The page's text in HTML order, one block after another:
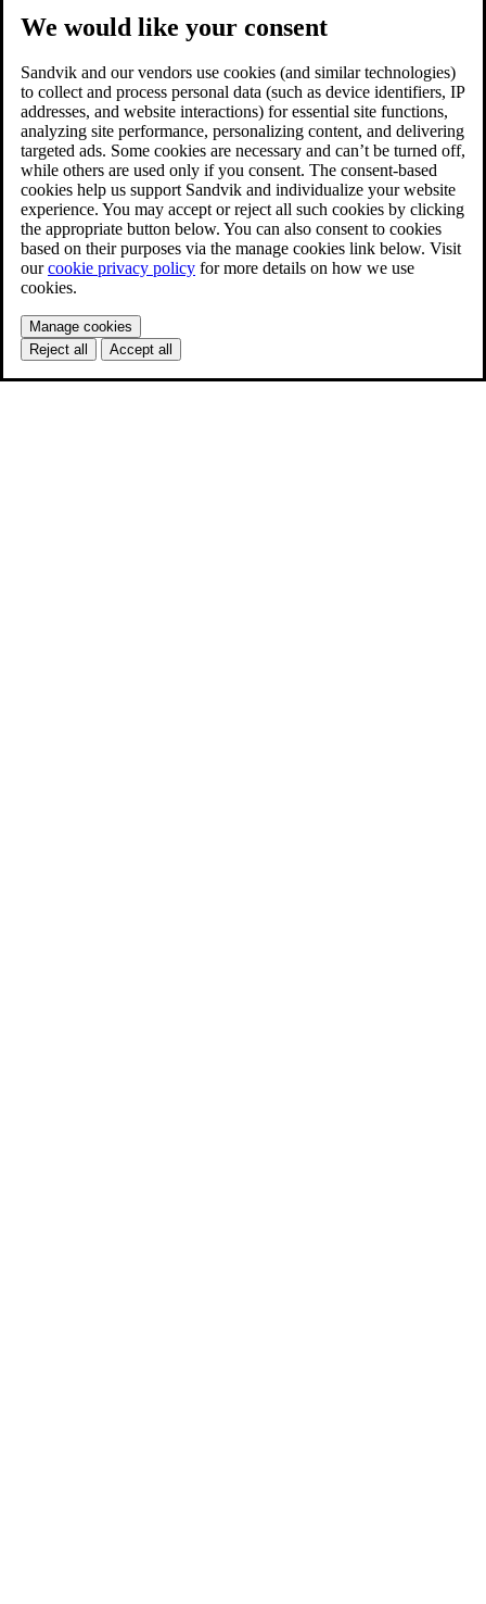
We would like your consent
Sandvik and our vendors use cookies (and similar technologies)
to collect and process personal data (such as device identifiers, IP
addresses, and website interactions) for essential site functions,
analyzing site performance, personalizing content, and delivering
targeted ads. Some cookies are necessary and can’t be turned off,
while others are used only if you consent. The consent-based
cookies help us support Sandvik and individualize your website
experience. You may accept or reject all such cookies by clicking
the appropriate button below. You can also consent to cookies
based on their purposes via the manage cookies link below. Visit
ourcookie privacy policy for more details on how we use
cookies.
Manage cookies
Reject all
Accept all